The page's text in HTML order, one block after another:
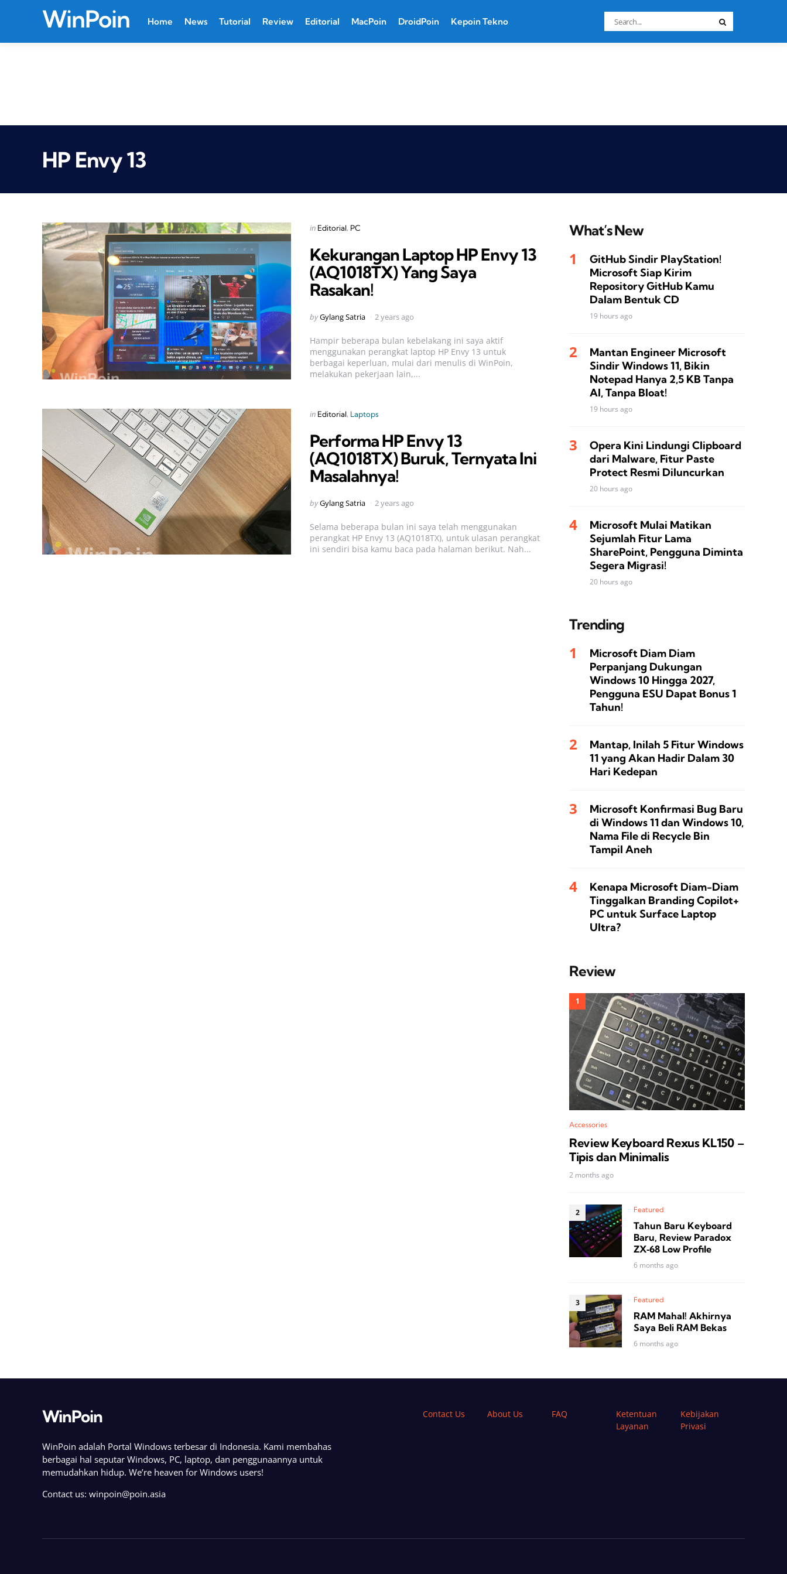
WinPoin Home News Tutorial Review Editorial MacPoin DroidPoin Kepoin Tekno
Search
for:
HP Envy 13
Categories
Posted
in Editorial PC
Kekurangan Laptop HP Envy 13
(AQ1018TX) Yang Saya
Rasakan!
Posted
byGylang Satria 2 years ago
Hampir beberapa bulan kebelakang ini saya aktif
menggunakan perangkat laptop HP Envy 13 untuk
berbagai keperluan, mulai dari menulis di WinPoin,
melakukan pekerjaan lain,...
Categories
Posted
in Editorial Laptops
Performa HP Envy 13
(AQ1018TX) Buruk, Ternyata Ini
Masalahnya!
Posted
byGylang Satria 2 years ago
Selama beberapa bulan ini saya telah menggunakan
perangkat HP Envy 13 (AQ1018TX), untuk ulasan perangkat
ini sendiri bisa kamu baca pada halaman berikut. Nah...
What’s New
GitHub Sindir PlayStation!
Microsoft Siap Kirim
Repository GitHub Kamu
Dalam Bentuk CD
19 hours ago
Mantan Engineer Microsoft
Sindir Windows 11, Bikin
Notepad Hanya 2,5 KB Tanpa
AI, Tanpa Bloat!
19 hours ago
Opera Kini Lindungi Clipboard
dari Malware, Fitur Paste
Protect Resmi Diluncurkan
20 hours ago
Microsoft Mulai Matikan
Sejumlah Fitur Lama
SharePoint, Pengguna Diminta
Segera Migrasi!
20 hours ago
Trending
Microsoft Diam Diam
Perpanjang Dukungan
Windows 10 Hingga 2027,
Pengguna ESU Dapat Bonus 1
Tahun!
Mantap, Inilah 5 Fitur Windows
11 yang Akan Hadir Dalam 30
Hari Kedepan
Microsoft Konfirmasi Bug Baru
di Windows 11 dan Windows 10,
Nama File di Recycle Bin
Tampil Aneh
Kenapa Microsoft Diam-Diam
Tinggalkan Branding Copilot+
PC untuk Surface Laptop
Ultra?
Review
Accessories
Review Keyboard Rexus KL150 –
Tipis dan Minimalis
2 months ago
Featured
Tahun Baru Keyboard
Baru, Review Paradox
ZX‑68 Low Profile
6 months ago
Featured
RAM Mahal! Akhirnya
Saya Beli RAM Bekas
6 months ago
WinPoin
WinPoin adalah Portal Windows terbesar di Indonesia. Kami membahas
berbagai hal seputar Windows, PC, laptop, dan penggunaannya untuk
memudahkan hidup. We’re heaven for Windows users!
Contact us: winpoin@poin.asia
Contact Us About Us FAQ
Ketentuan
Layanan
Kebijakan
Privasi